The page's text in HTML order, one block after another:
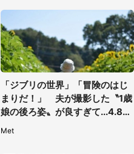
「ジブリの世界」「冒険のはじ
まりだ！」 夫が撮影した〝1歳
娘の後ろ姿〟が良すぎて...4.8万
人感激
Met